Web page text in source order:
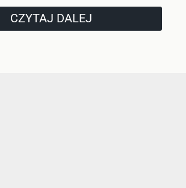
CZYTAJ DALEJ